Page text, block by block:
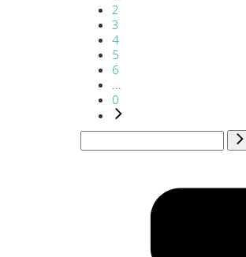
2
3
4
5
6
0